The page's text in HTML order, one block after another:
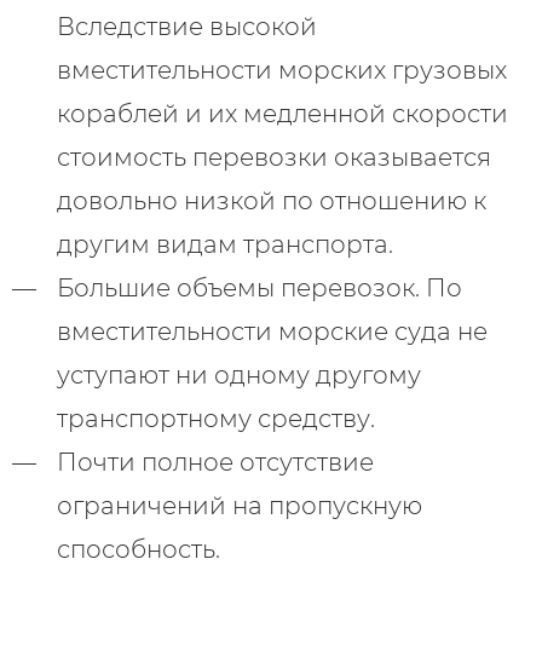
Вследствие высокой
вместительности морских грузовых
кораблей и их медленной скорости
стоимость перевозки оказывается
довольно низкой по отношению к
другим видам транспорта.
Большие объемы перевозок. По
вместительности морские суда не
уступают ни одному другому
транспортному средству.
Почти полное отсутствие
ограничений на пропускную
способность.